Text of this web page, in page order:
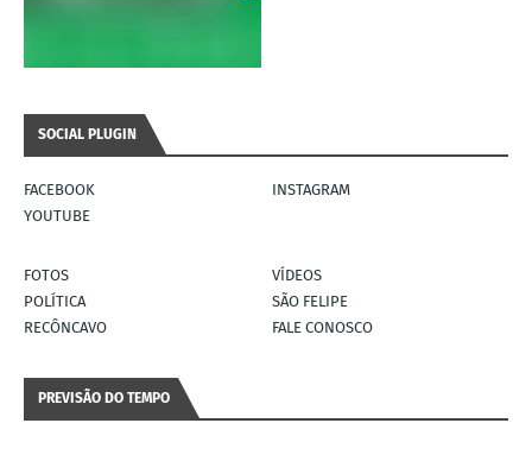
SOCIAL PLUGIN
FACEBOOK
INSTAGRAM
YOUTUBE
FOTOS
VÍDEOS
POLÍTICA
SÃO FELIPE
RECÔNCAVO
FALE CONOSCO
PREVISÃO DO TEMPO